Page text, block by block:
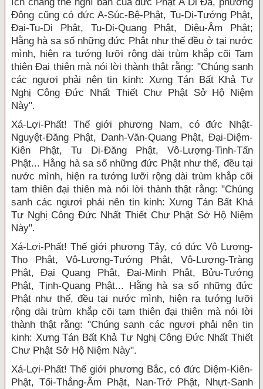
Đông cũng có đức A-Súc-Bệ-Phật, Tu-Di-Tướng Phật,
Đại-Tu-Di Phật, Tu-Di-Quang Phật, Diệu-Âm Phật;
Hằng hà sa số những đức Phật như thế đều ở tại nước
mình, hiện ra tướng lưỡi rộng dài trùm khắp cõi Tam
thiên Đại thiên mà nói lời thành thật rằng: "Chúng sanh
các ngươi phải nên tin kinh: Xưng Tán Bất Khả Tư
Nghị Công Đức Nhất Thiết Chư Phật Sở Hộ Niệm
Này".
Xá-Lợi-Phất! Thế giới phương Nam, có đức Nhật-
Nguyệt-Đăng Phật, Danh-Văn-Quang Phật, Đại-Diệm-
Kiên Phật, Tu Di-Đăng Phật, Vô-Lượng-Tinh-Tấn
Phật... Hằng hà sa số những đức Phật như thế, đều tại
nước mình, hiện ra tướng lưỡi rộng dài trùm khắp cõi
tam thiên đại thiên mà nói lời thành thật rằng: "Chúng
sanh các ngươi phải nên tin kinh: Xưng Tán Bất Khả
Tư Nghị Công Đức Nhất Thiết Chư Phật Sở Hộ Niệm
Này".
Xá-Lợi-Phất! Thế giới phương Tây, có đức Vô Lượng-
Thọ Phật, Vô-Lượng-Tướng Phật, Vô-Lượng-Tràng
Phật, Đại Quang Phật, Đại-Minh Phật, Bửu-Tướng
Phật, Tịnh-Quang Phật... Hằng hà sa số những đức
Phật như thế, đều tại nước mình, hiện ra tướng lưỡi
rộng dài trùm khắp cõi tam thiên đại thiên mà nói lời
thành thật rằng: "Chúng sanh các ngươi phải nên tin
kinh: Xưng Tán Bất Khả Tư Nghị Công Đức Nhất Thiết
Chư Phật Sở Hộ Niệm Này".
Xá-Lợi-Phất! Thế giới phương Bắc, có đức Diệm-Kiên-
Phật, Tối-Thắng-Âm Phật, Nan-Trở Phật, Nhựt-Sanh